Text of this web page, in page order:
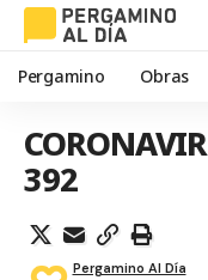
Pergamino Obras
392
Pergamino Al Día